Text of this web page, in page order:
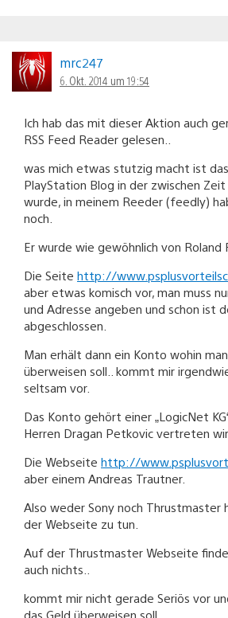
mrc247
6. Okt. 2014 um 19:54
Ich hab das mit dieser Aktion auch
RSS Feed Reader gelesen..
was mich etwas stutzig macht ist
PlayStation Blog in der zwischen
wurde, in meinem Reeder (feedly)
noch.
Er wurde wie gewöhnlich von Roland
Die Seite http://
aber etwas komisch vor, man muss
und Adresse angeben und schon ist
abgeschlossen.
Man erhält dann ein Konto wohin
überweisen soll.. kommt mir
seltsam vor.
Das Konto gehört einer „LogicNet
Herren Dragan Petkovic vertreten
Die Webseite http://
aber einem Andreas Trautner.
Also weder Sony noch Thrustmaster
der Webseite zu tun.
Auf der Thrustmaster Webseite
auch nichts..
kommt mir nicht gerade Seriös vor
das Geld überweisen soll.